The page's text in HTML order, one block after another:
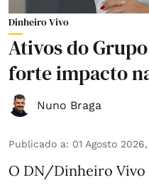
Dinheiro Vivo
Ativos do
forte impacto
Nuno Braga
Publicado a: 01 Agosto
O DN/Dinheiro Vivo